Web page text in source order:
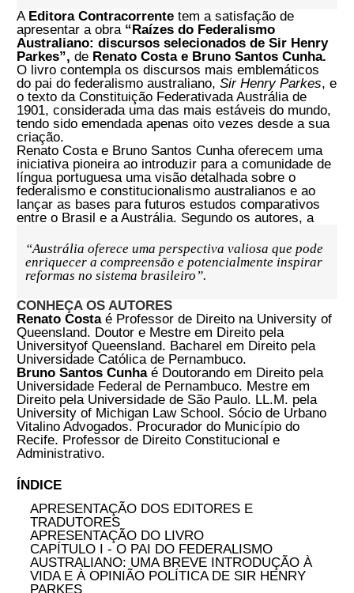
por queos australianos conseguiram adotar uma
Constituição que se mostrou tão eficazem sustentar um
sistema duradouro de governo federal no qual os
direitoshumanos são protegidos sem um rol expresso de
direitos fundamentais, asliberdades cívicas são
respeitadas sem a participação ativa do poder
judiciárioe o governo democrático é mantido sem
interrupção por mais de 120 anos." - NICHOLAS
ARONEY
"A experiência da Austrália com a federação não foi
nada simples, mas foialcançada em um período
relativamente curto de tempo, e de forma pacífica.
AConstituição australiana, por seu turno, é uma das
mais estáveis do mundo,tendo sido emendada apenas 8
experiênciaaustraliana merece ser estudada." -
SOPHIE DAVIES
apresentar a obra“Raízes do Federalismo
Australiano: discursos selecionados de Sir
Henry Parkes”,deRenato Costa e Bruno Santos
Cunha.
O livro contempla os discursos mais
emblemáticos do pai do federalismo
australiano, Sir Henry Parkes, e o texto da
Constituição Federativada Austrália de 1901,
considerada uma das mais estáveis do mundo,
tendo sido emendada apenas oito vezes desde
a sua criação.
Renato Costa e Bruno Santos Cunha oferecem
comunidade de língua portuguesa uma visão
detalhada sobre o federalismo e
constitucionalismo australianos e ao lançar as
bases para futuros estudos comparativos
entre o Brasil e a Austrália. Segundo os autores,
“Austrália oferece uma perspectiva valiosa que pode